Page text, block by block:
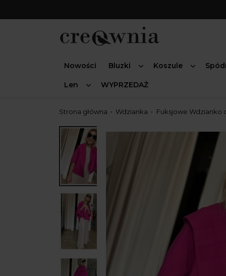
Nowości Bluzki Koszule
Len WYPRZEDAŻ
Strona główna Wdzianka Fuksjowe Wdzianko